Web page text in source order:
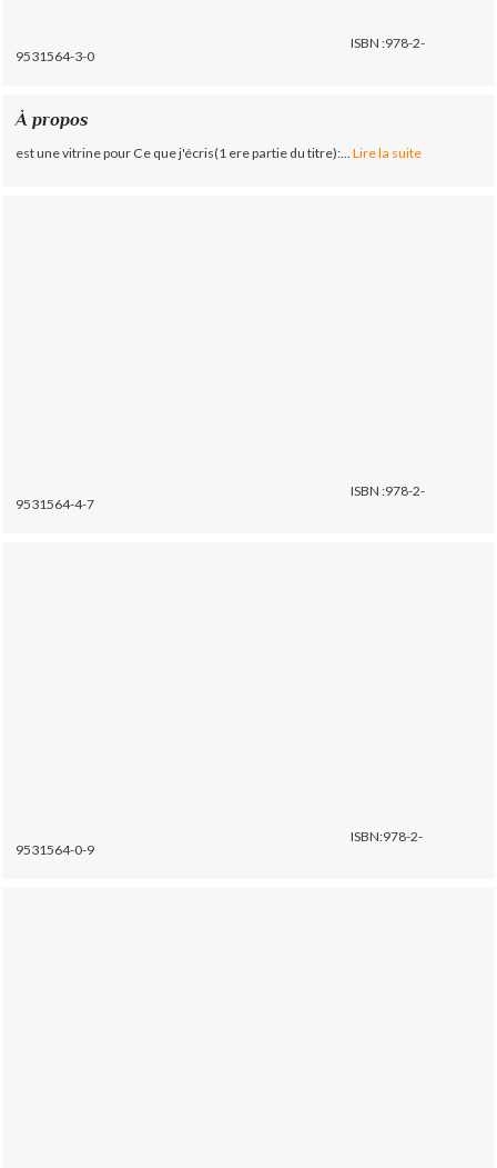
ISBN :978-2-
9531564-3-0
À propos
est une vitrine pour Ce que j'écris(1 ere partie du titre):... Lire la suite
ISBN :978-2-
9531564-4-7
ISBN:978-2-
9531564-0-9